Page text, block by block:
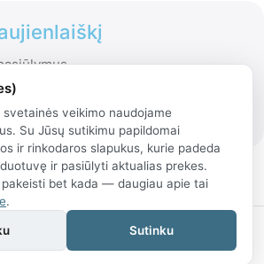
© 2026 Rinko.lt
svetainės veikimo naudojame
Su Jūsų sutikimu papildomai
ir rinkodaros slapukus, kurie padeda
ir pasiūlyti aktualias prekes.
bet kada — daugiau apie tai
.
Sutinku